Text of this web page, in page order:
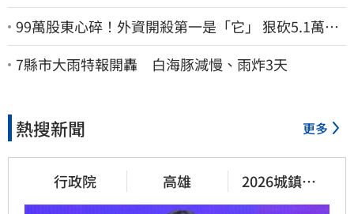
99萬股東心碎！外資開殺第一是「它」 狠砍5.1萬張
股價重挫近5%
7縣市大雨特報開轟 白海豚減慢、雨炸3天
熱搜新聞 更多
行政院 高雄
2026城鎮韌
性演習